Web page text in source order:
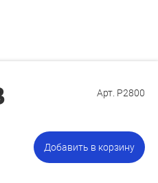
Арт. Р2800
Добавить в корзину